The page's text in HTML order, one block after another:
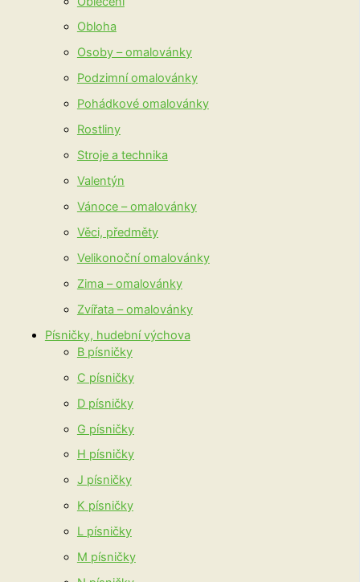
Obloha
Osoby – omalovánky
Podzimní omalovánky
Pohádkové omalovánky
Rostliny
Stroje a technika
Valentýn
Vánoce – omalovánky
Věci, předměty
Velikonoční omalovánky
Zima – omalovánky
Zvířata – omalovánky
Písničky, hudební výchova
B písničky
C písničky
D písničky
G písničky
H písničky
J písničky
K písničky
L písničky
M písničky